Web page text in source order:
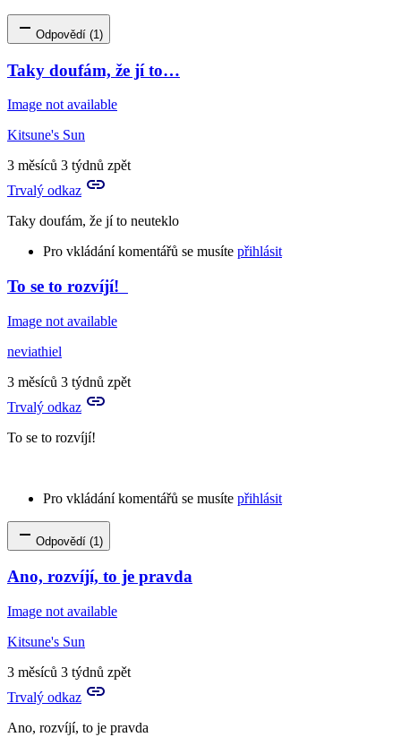
Odpovědí (1)
Taky doufám, že jí to…
Image not available
Kitsune's Sun
3 měsíců 3 týdnů zpět
Trvalý odkaz
Taky doufám, že jí to neuteklo
Pro vkládání komentářů se musíte přihlásit
In
to
Aha,
tady
je
pokračování,
to…
Aries
To se to rozvíjí!
Image not available
neviathiel
3 měsíců 3 týdnů zpět
Trvalý odkaz
To se to rozvíjí!
Pro vkládání komentářů se musíte přihlásit
Odpovědí (1)
Ano, rozvíjí, to je pravda
Image not available
Kitsune's Sun
3 měsíců 3 týdnů zpět
Trvalý odkaz
Ano, rozvíjí, to je pravda